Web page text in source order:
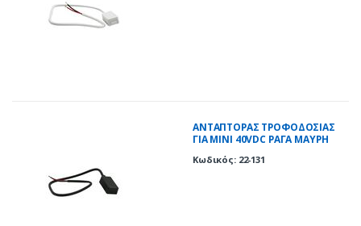
ΑΝΤΑΠΤΟΡΑΣ ΤΡΟΦΟΔΟΣΙΑΣ
ΓΙΑ ΜΙΝΙ 40VDC ΡΑΓΑ ΜΑΥΡΗ
Κωδικός: 22-131